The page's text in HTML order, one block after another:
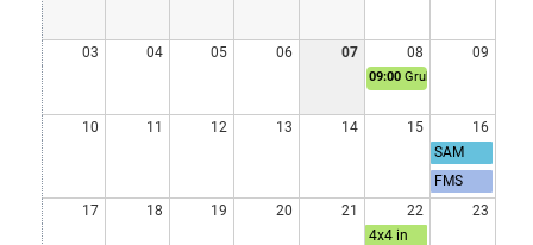
03 04 05 06 07 08 09
10 11 12 13 14 15 16
17 18 19 20 21 22 23
09:00 Grubentag
SAM
Trial
Roches
FMS
Trial
Roches
4x4 in